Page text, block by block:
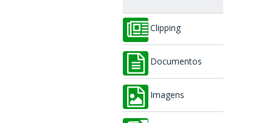
Clipping
Documentos
Imagens